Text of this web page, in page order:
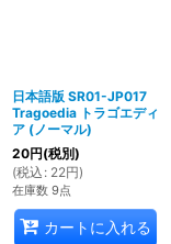
日本語版 SR01-JP017
Tragoedia トラゴエディ
ア (ノーマル)
20円(税別)
(税込 : 22円)
在庫数 9点
カートに入れる